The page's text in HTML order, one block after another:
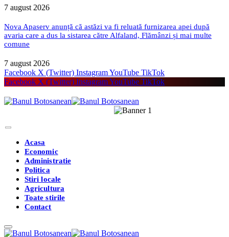
7 august 2026
Nova Apaserv anunță că astăzi va fi reluată furnizarea apei după
avaria care a dus la sistarea către Alfaland, Flămânzi și mai multe
comune
7 august 2026
Facebook X (Twitter) InstagramYouTube TikTok
Facebook X (Twitter) InstagramYouTube TikTok
Acasa
Economic
Administratie
Politica
Stiri locale
Agricultura
Toate stirile
Contact